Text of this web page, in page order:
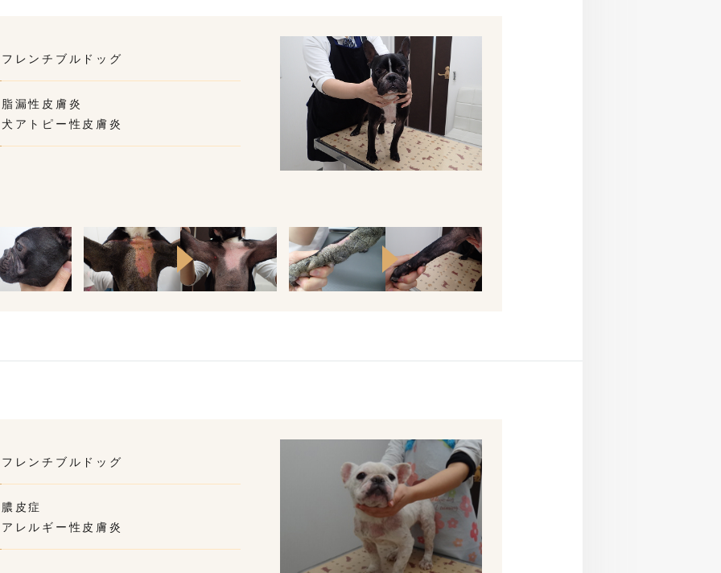
フレンチブルドッグ
脂漏性皮膚炎
犬アトピー性皮膚炎
フレンチブルドッグ
膿皮症
アレルギー性皮膚炎